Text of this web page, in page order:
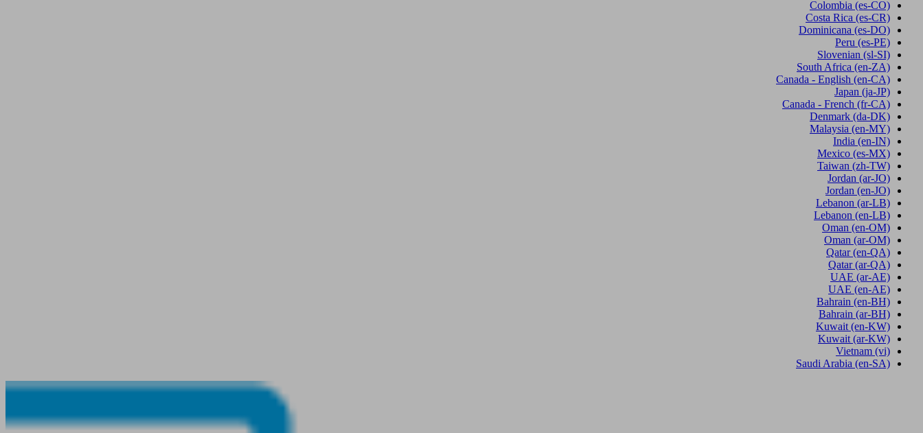
Colombia (es-CO)
Costa Rica (es-CR)
Dominicana (es-DO)
Peru (es-PE)
Slovenian (sl-SI)
South Africa (en-ZA)
Canada - English (en-CA)
Japan (ja-JP)
Canada - French (fr-CA)
Denmark (da-DK)
Malaysia (en-MY)
India (en-IN)
Mexico (es-MX)
Taiwan (zh-TW)
Jordan (ar-JO)
Jordan (en-JO)
Lebanon (ar-LB)
Lebanon (en-LB)
Oman (en-OM)
Oman (ar-OM)
Qatar (en-QA)
Qatar (ar-QA)
UAE (ar-AE)
UAE (en-AE)
Bahrain (en-BH)
Bahrain (ar-BH)
Kuwait (en-KW)
Kuwait (ar-KW)
Vietnam (vi)
Saudi Arabia (en-SA)